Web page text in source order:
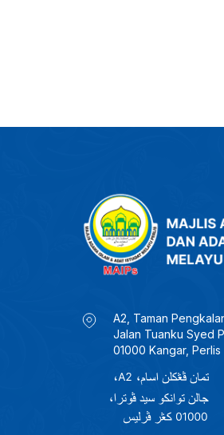
A2, Taman
Jalan Tuanku Syed
01000 Kangar, Perlis